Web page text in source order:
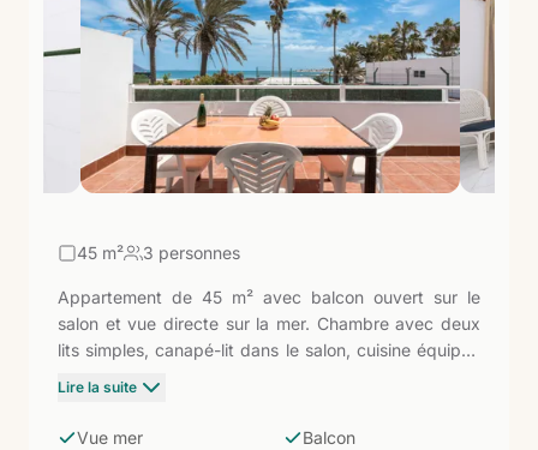
45 m² 3 personnes
Appartement de 45 m² avec balcon ouvert sur le
salon et vue directe sur la mer. Chambre avec deux
lits simples, canapé-lit dans le salon, cuisine équipée
bain avec douche et sèche-cheveux. L'Erika est à 10
Lire la suite
Vue mer Balcon